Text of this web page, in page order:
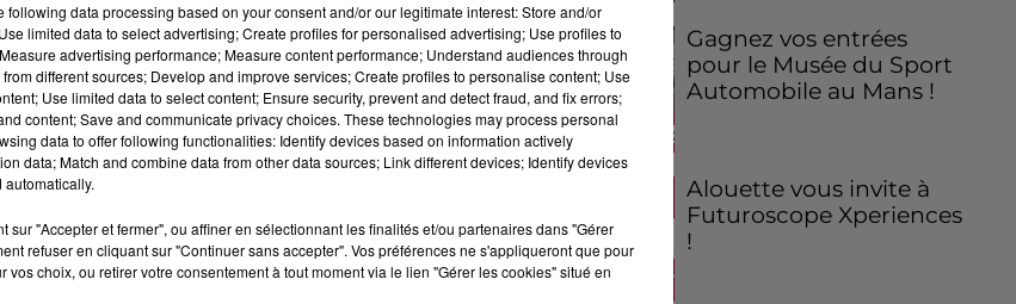
Gagnez vos entrées
pour le Musée du Sport
Automobile au Mans !
Alouette vous invite à
Futuroscope Xperiences
!
following data processing based on your consent and/or our legitimate interest: Store and/or
limited data to select advertising; Create profiles for personalised advertising; Use profiles to
advertising performance; Measure content performance; Understand audiences through
different sources; Develop and improve services; Create profiles to personalise content; Use
Use limited data to select content; Ensure security, prevent and detect fraud, and fix errors;
content; Save and communicate privacy choices. These technologies may process personal
data to offer following functionalities: Identify devices based on information actively
data; Match and combine data from other data sources; Link different devices; Identify devices
sur "Accepter et fermer", ou affiner en sélectionnant les finalités et/ou partenaires dans "Gérer
refuser en cliquant sur "Continuer sans accepter". Vos préférences ne s'appliqueront que pour
vos choix, ou retirer votre consentement à tout moment via le lien "Gérer les cookies" situé en